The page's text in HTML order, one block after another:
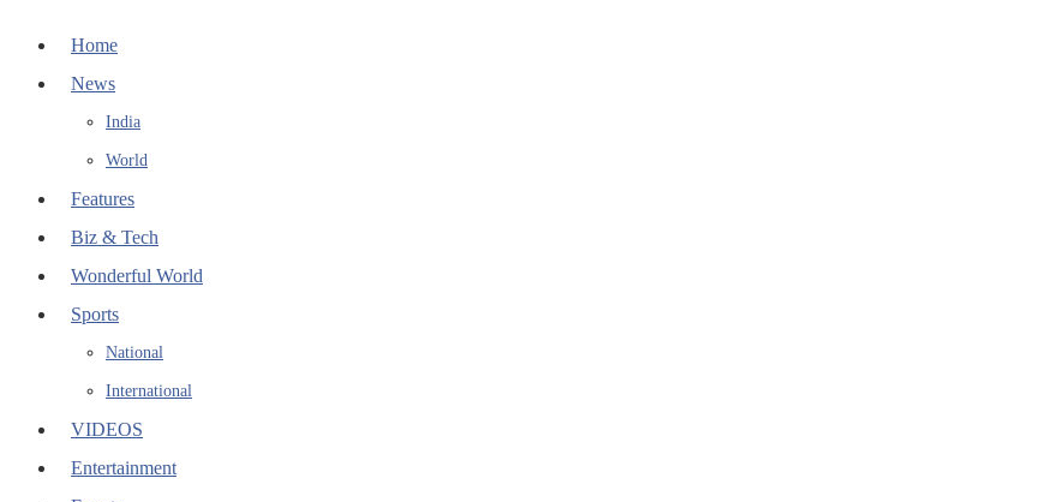
Home
News
India
World
Features
Biz & Tech
Wonderful World
Sports
National
International
VIDEOS
Entertainment